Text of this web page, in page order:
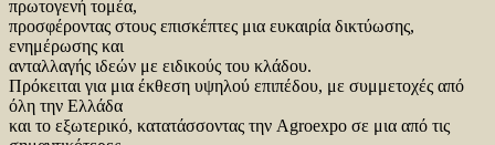
πρωτογενή τομέα,
προσφέροντας στους επισκέπτες μια ευκαιρία δικτύωσης,
ενημέρωσης και
ανταλλαγής ιδεών με ειδικούς του κλάδου.
Πρόκειται για μια έκθεση υψηλού επιπέδου, με συμμετοχές από
όλη την Ελλάδα
και το εξωτερικό, κατατάσσοντας την Agroexpo σε μια από τις